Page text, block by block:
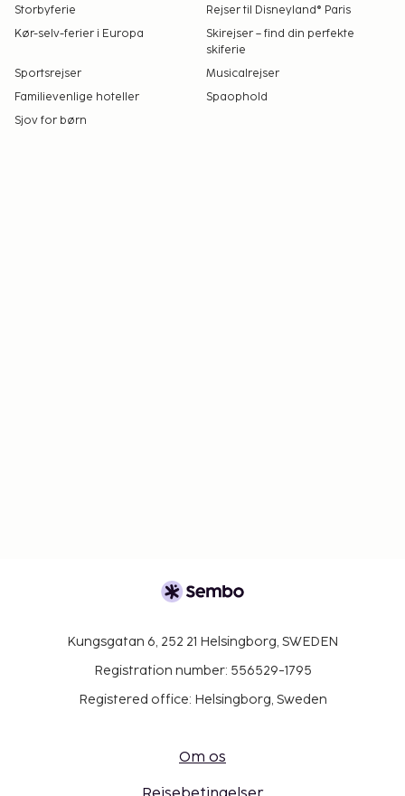
Storbyferie
Rejser til Disneyland® Paris
Kør-selv-ferier i Europa
Skirejser – find din perfekte
skiferie
Sportsrejser
Musicalrejser
Familievenlige hoteller
Spaophold
Sjov for børn
Kungsgatan 6, 252 21 Helsingborg, SWEDEN
Registration number: 556529-1795
Registered office: Helsingborg, Sweden
Om os